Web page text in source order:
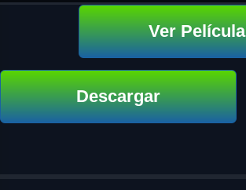
Ver Película
Descargar